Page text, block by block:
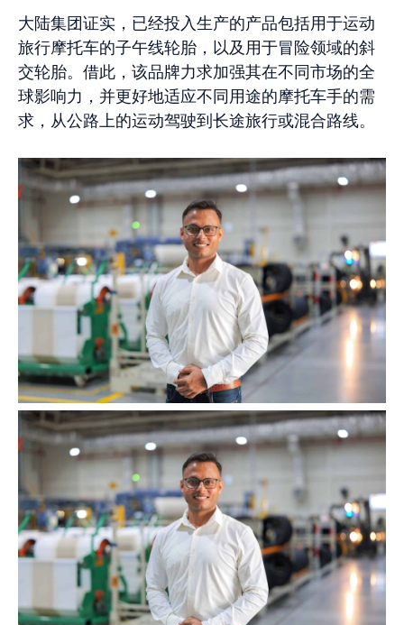
大陆集团证实，已经投入生产的产品包括用于运动
旅行摩托车的子午线轮胎，以及用于冒险领域的斜
交轮胎。借此，该品牌力求加强其在不同市场的全
球影响力，并更好地适应不同用途的摩托车手的需
求，从公路上的运动驾驶到长途旅行或混合路线。